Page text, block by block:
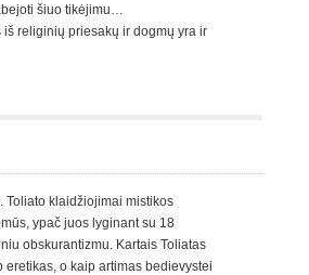
šiuo tikėjimu…
iš religinių priesakų ir dogmų yra ir
Toliato klaidžiojimai mistikos
ypač juos lyginant su 18
obskurantizmu. Kartais Toliatas
eretikas, o kaip artimas bedievystei